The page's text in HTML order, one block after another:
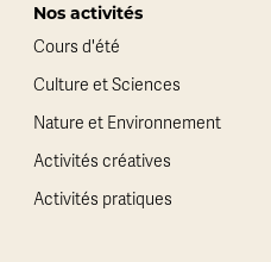
Nos activités
Cours d'été
Culture et Sciences
Nature et Environnement
Activités créatives
Activités pratiques